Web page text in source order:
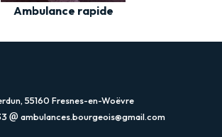
Ambulance rapide
55160 Fresnes-en-Woëvre
ambulances.bourgeois@gmail.com